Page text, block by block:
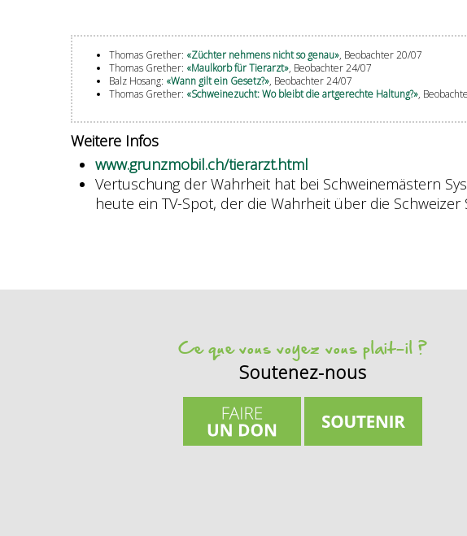
Thomas Grether: «Züchter nehmens nicht so genau», Beobachter 20/07
Thomas Grether: «Maulkorb für Tierarzt», Beobachter 24/07
Balz Hosang: «Wann gilt ein Gesetz?», Beobachter 24/07
Thomas Grether: «Schweinezucht: Wo bleibt die artgerechte Haltung?»,
Weitere Infos
www.grunzmobil.ch/tierarzt.html
Vertuschung der Wahrheit hat bei Schweinemästern
heute ein TV-Spot, der die Wahrheit über die
Ce que vous voyez vous plait-il ?
Soutenez-nous